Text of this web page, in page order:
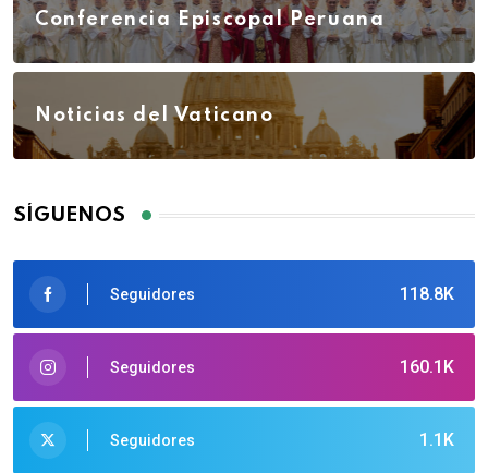
Conferencia Episcopal Peruana
Noticias del Vaticano
SÍGUENOS
118.8K
Seguidores
160.1K
Seguidores
1.1K
Seguidores